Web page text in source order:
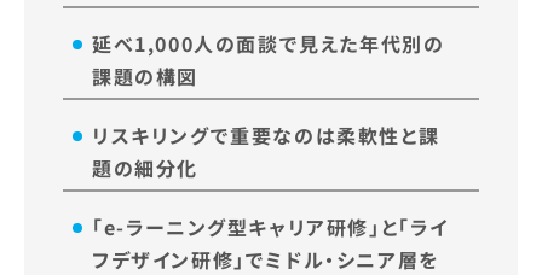
延べ1,000人の面談で見えた年代別の
課題の構図
リスキリングで重要なのは柔軟性と課
題の細分化
「e-ラーニング型キャリア研修」と「ライ
フデザイン研修」でミドル・シニア層を